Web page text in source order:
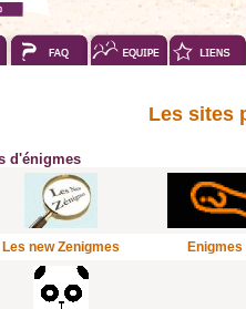
Les sites
d'énigmes
Les new Zenigmes